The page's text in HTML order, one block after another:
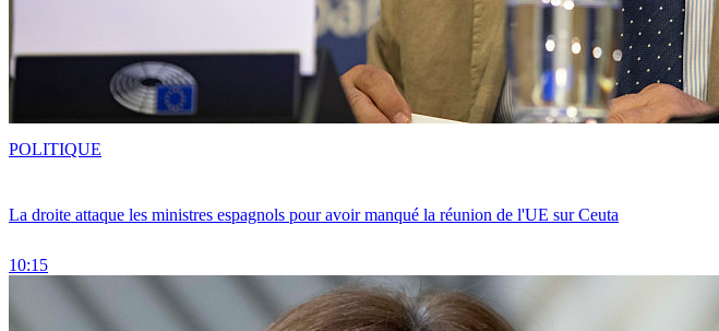
La droite attaque les ministres espagnols pour avoir manqué la réunion de l'UE sur Ceuta
10:15
POLITIQUE